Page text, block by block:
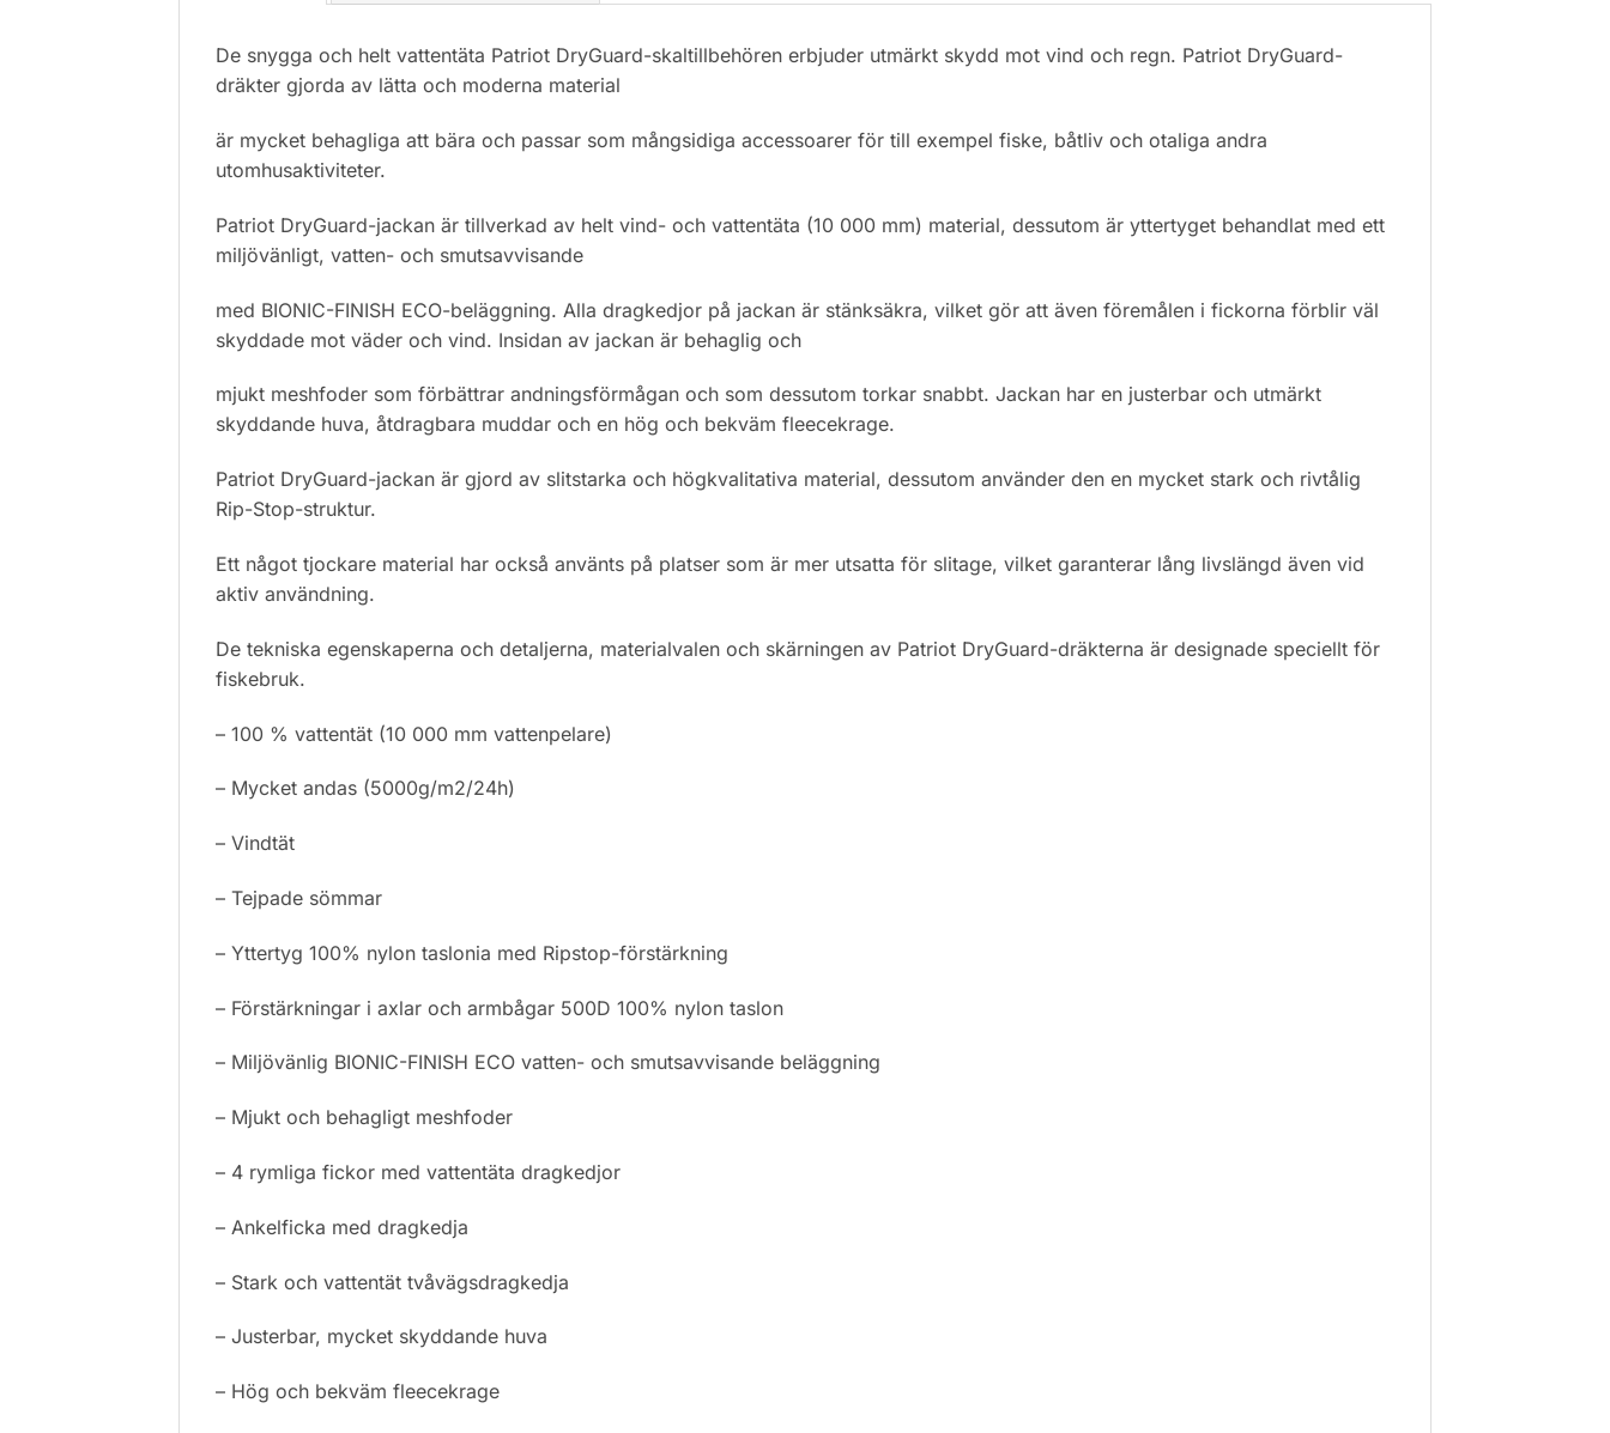
De snygga och helt vattentäta Patriot DryGuard-skaltillbehören erbjuder utmärkt skydd mot vind och regn. Patriot DryGuard-
dräkter gjorda av lätta och moderna material
är mycket behagliga att bära och passar som mångsidiga accessoarer för till exempel fiske, båtliv och otaliga andra
utomhusaktiviteter.
Patriot DryGuard-jackan är tillverkad av helt vind- och vattentäta (10 000 mm) material, dessutom är yttertyget behandlat med ett
miljövänligt, vatten- och smutsavvisande
med BIONIC-FINISH ECO-beläggning. Alla dragkedjor på jackan är stänksäkra, vilket gör att även föremålen i fickorna förblir väl
skyddade mot väder och vind. Insidan av jackan är behaglig och
mjukt meshfoder som förbättrar andningsförmågan och som dessutom torkar snabbt. Jackan har en justerbar och utmärkt
skyddande huva, åtdragbara muddar och en hög och bekväm fleecekrage.
Patriot DryGuard-jackan är gjord av slitstarka och högkvalitativa material, dessutom använder den en mycket stark och rivtålig
Rip-Stop-struktur.
Ett något tjockare material har också använts på platser som är mer utsatta för slitage, vilket garanterar lång livslängd även vid
aktiv användning.
De tekniska egenskaperna och detaljerna, materialvalen och skärningen av Patriot DryGuard-dräkterna är designade speciellt för
fiskebruk.
– 100 % vattentät (10 000 mm vattenpelare)
– Mycket andas (5000g/m2/24h)
– Vindtät
– Tejpade sömmar
– Yttertyg 100% nylon taslonia med Ripstop-förstärkning
– Förstärkningar i axlar och armbågar 500D 100% nylon taslon
– Miljövänlig BIONIC-FINISH ECO vatten- och smutsavvisande beläggning
– Mjukt och behagligt meshfoder
– 4 rymliga fickor med vattentäta dragkedjor
– Ankelficka med dragkedja
– Stark och vattentät tvåvägsdragkedja
– Justerbar, mycket skyddande huva
– Hög och bekväm fleecekrage